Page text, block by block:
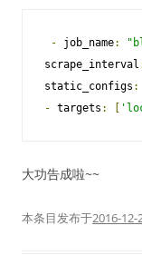
- job_name:
scrape_interval
static_configs :
- targets :
大功告成啦~~
本条目发布于2016-12-